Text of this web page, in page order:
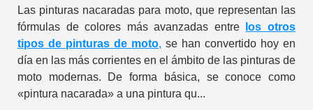
Comparte tus
Gana puntos de
Devuelve los
5 € de descuento
Las pinturas nacaradas para moto, que representan las
fórmulas de colores más avanzadas entre
los otros
tipos de pinturas de moto, se han convertido hoy en
día en las más corrientes en el ámbito de las pinturas de
moto modernas. De forma básica, se conoce como
«pintura nacarada» a una pintura qu...